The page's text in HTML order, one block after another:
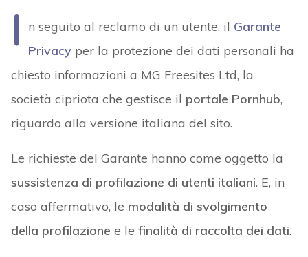
I n seguito al reclamo di un utente, il Garante
Privacyper la protezione dei dati personali ha
chiesto informazioni a MG Freesites Ltd, la
società cipriota che gestisce il portale Pornhub,
riguardo alla versione italiana del sito.
Le richieste del Garante hanno come oggetto la
sussistenza di profilazione di utenti italiani. E, in
caso affermativo, le modalità di svolgimento
della profilazione e le finalità di raccolta dei dati.